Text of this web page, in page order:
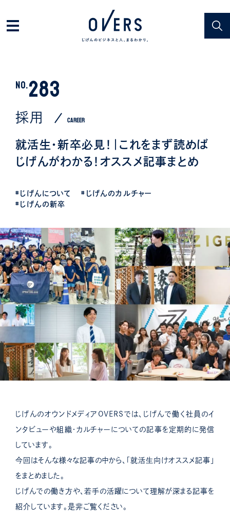
NO.283
採用 CAREER
就活生・新卒必見！｜これをまず読めば
じげんがわかる！オススメ記事まとめ
#じげんについて
#じげんのカルチャー
#じげんの新卒
じげんのオウンドメディアOVERSでは、じげんで働く社員のイ
ンタビューや組織・カルチャーについての記事を定期的に発信
しています。
今回はそんな様々な記事の中から、「就活生向けオススメ記事」
をまとめました。
じげんでの働き方や、若手の活躍について理解が深まる記事を
紹介しています。是非ご覧ください。